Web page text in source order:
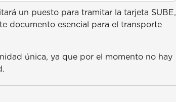
un puesto para tramitar la tarjeta SUBE,
documento esencial para el transporte
única, ya que por el momento no hay